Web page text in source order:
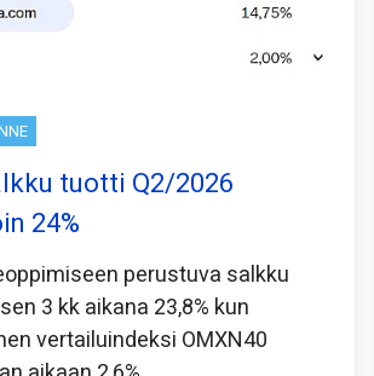
tuotti Q2/2026
24%
perustuva salkku
3 kk aikana 23,8% kun
vertailuindeksi OMXN40